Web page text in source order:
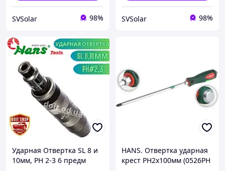
SVSolar 98% SVSolar 98%
Ударная Отвертка SL 8 и
10мм, PH 2-3 6 предм
HANS. Отвертка ударная
крест РН2х100мм (0526PH